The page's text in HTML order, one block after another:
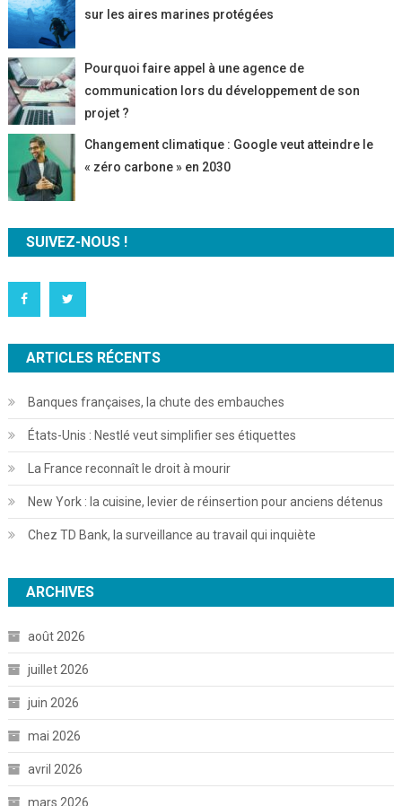
sur les aires marines protégées
Pourquoi faire appel à une agence de
communication lors du développement de son
projet ?
Changement climatique : Google veut atteindre le
« zéro carbone » en 2030
SUIVEZ-NOUS !
ARTICLES RÉCENTS
Banques françaises, la chute des embauches
États-Unis : Nestlé veut simplifier ses étiquettes
La France reconnaît le droit à mourir
New York : la cuisine, levier de réinsertion pour anciens détenus
Chez TD Bank, la surveillance au travail qui inquiète
ARCHIVES
août 2026
juillet 2026
juin 2026
mai 2026
avril 2026
mars 2026